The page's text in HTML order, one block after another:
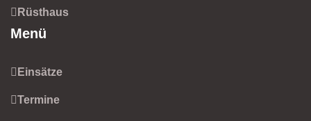
Rüsthaus
Menü
Einsätze
Termine